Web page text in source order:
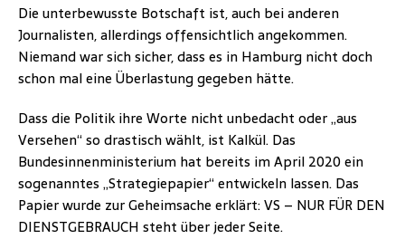
Die unterbewusste Botschaft ist, auch bei anderen
Journalisten, allerdings offensichtlich angekommen.
Niemand war sich sicher, dass es in Hamburg nicht doch
schon mal eine Überlastung gegeben hätte.
Dass die Politik ihre Worte nicht unbedacht oder „aus
Versehen“ so drastisch wählt, ist Kalkül. Das
Bundesinnenministerium hat bereits im April 2020 ein
sogenanntes „Strategiepapier“ entwickeln lassen. Das
Papier wurde zur Geheimsache erklärt: VS – NUR FÜR DEN
DIENSTGEBRAUCH steht über jeder Seite.